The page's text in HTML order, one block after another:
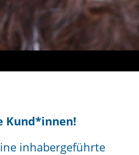
Kund*innen!
inhabergeführte